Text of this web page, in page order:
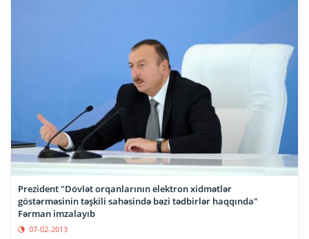
Prezident "Dövlət orqanlarının elektron xidmətlər
göstərməsinin təşkili sahəsində bəzi tədbirlər haqqında"
Fərman imzalayıb
07-02-2013